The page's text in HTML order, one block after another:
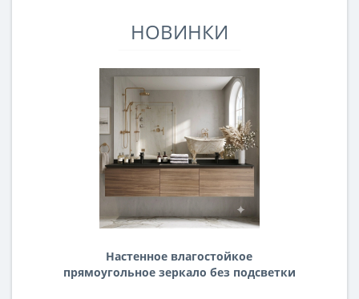
НОВИНКИ
Настенное влагостойкое
прямоугольное зеркало без подсветки